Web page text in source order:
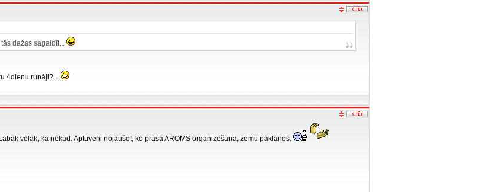
dažas sagaidīt...
4dienu runāji?...
vēlāk, kā nekad. Aptuveni nojaušot, ko prasa AROMS organizēšana, zemu paklanos.